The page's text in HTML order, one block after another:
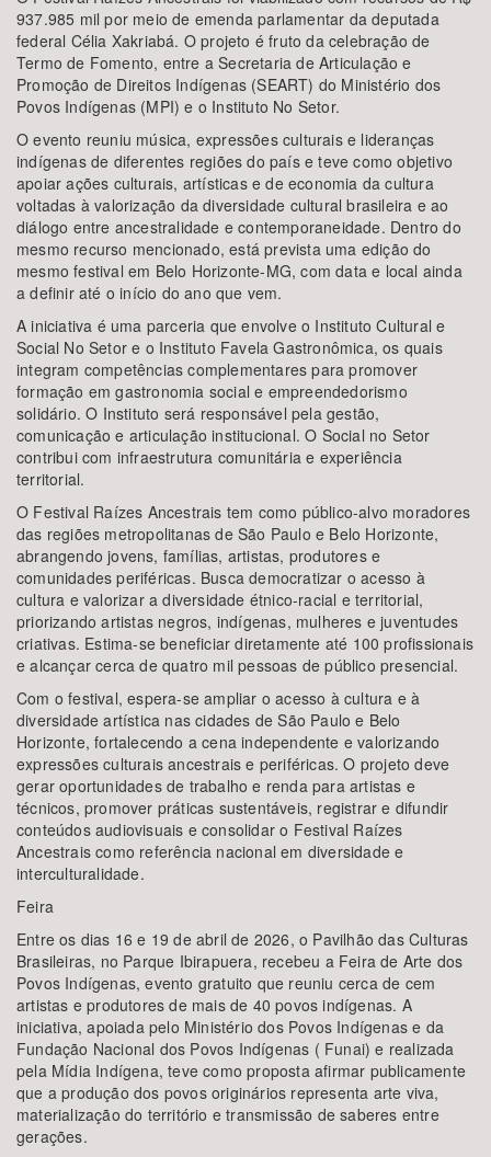
937.985 mil por meio de emenda parlamentar da deputada
federal Célia Xakriabá. O projeto é fruto da celebração de
Termo de Fomento, entre a Secretaria de Articulação e
Promoção de Direitos Indígenas (SEART) do Ministério dos
Povos Indígenas (MPI) e o Instituto No Setor.
O evento reuniu música, expressões culturais e lideranças
indígenas de diferentes regiões do país e teve como objetivo
apoiar ações culturais, artísticas e de economia da cultura
voltadas à valorização da diversidade cultural brasileira e ao
diálogo entre ancestralidade e contemporaneidade. Dentro do
mesmo recurso mencionado, está prevista uma edição do
mesmo festival em Belo Horizonte-MG, com data e local ainda
a definir até o início do ano que vem.
A iniciativa é uma parceria que envolve o Instituto Cultural e
Social No Setor e o Instituto Favela Gastronômica, os quais
integram competências complementares para promover
formação em gastronomia social e empreendedorismo
solidário. O Instituto será responsável pela gestão,
comunicação e articulação institucional. O Social no Setor
contribui com infraestrutura comunitária e experiência
territorial.
O Festival Raízes Ancestrais tem como público-alvo moradores
das regiões metropolitanas de São Paulo e Belo Horizonte,
abrangendo jovens, famílias, artistas, produtores e
comunidades periféricas. Busca democratizar o acesso à
cultura e valorizar a diversidade étnico-racial e territorial,
priorizando artistas negros, indígenas, mulheres e juventudes
criativas. Estima-se beneficiar diretamente até 100 profissionais
e alcançar cerca de quatro mil pessoas de público presencial.
Com o festival, espera-se ampliar o acesso à cultura e à
diversidade artística nas cidades de São Paulo e Belo
Horizonte, fortalecendo a cena independente e valorizando
expressões culturais ancestrais e periféricas. O projeto deve
gerar oportunidades de trabalho e renda para artistas e
técnicos, promover práticas sustentáveis, registrar e difundir
conteúdos audiovisuais e consolidar o Festival Raízes
Ancestrais como referência nacional em diversidade e
interculturalidade.
Feira
Entre os dias 16 e 19 de abril de 2026, o Pavilhão das Culturas
Brasileiras, no Parque Ibirapuera, recebeu a Feira de Arte dos
Povos Indígenas, evento gratuito que reuniu cerca de cem
artistas e produtores de mais de 40 povos indígenas. A
iniciativa, apoiada pelo Ministério dos Povos Indígenas e da
Fundação Nacional dos Povos Indígenas ( Funai) e realizada
pela Mídia Indígena, teve como proposta afirmar publicamente
que a produção dos povos originários representa arte viva,
materialização do território e transmissão de saberes entre
gerações.